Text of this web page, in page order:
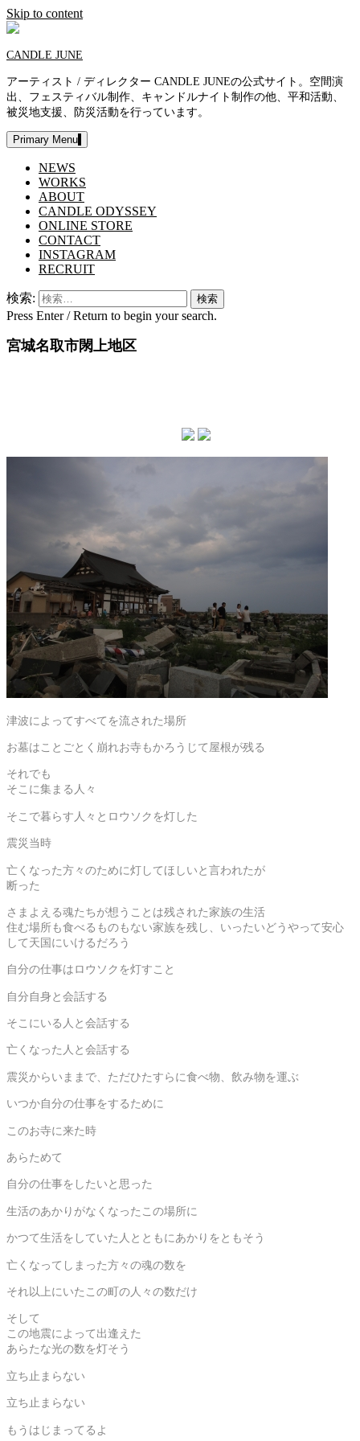
Skip to content
CANDLE JUNE
アーティスト / ディレクター CANDLE JUNEの公式サイト。空間演
出、フェスティバル制作、キャンドルナイト制作の他、平和活動、
被災地支援、防災活動を行っています。
Primary Menu
NEWS
WORKS
ABOUT
CANDLE ODYSSEY
ONLINE STORE
CONTACT
INSTAGRAM
RECRUIT
検索:
Press Enter / Return to begin your search.
宮城名取市閖上地区
津波によってすべてを流された場所
お墓はことごとく崩れお寺もかろうじて屋根が残る
それでも
そこに集まる人々
そこで暮らす人々とロウソクを灯した
震災当時
亡くなった方々のために灯してほしいと言われたが
断った
さまよえる魂たちが想うことは残された家族の生活
住む場所も食べるものもない家族を残し、いったいどうやって安心
して天国にいけるだろう
自分の仕事はロウソクを灯すこと
自分自身と会話する
そこにいる人と会話する
亡くなった人と会話する
震災からいままで、ただひたすらに食べ物、飲み物を運ぶ
いつか自分の仕事をするために
このお寺に来た時
あらためて
自分の仕事をしたいと思った
生活のあかりがなくなったこの場所に
かつて生活をしていた人とともにあかりをともそう
亡くなってしまった方々の魂の数を
それ以上にいたこの町の人々の数だけ
そして
この地震によって出逢えた
あらたな光の数を灯そう
立ち止まらない
立ち止まらない
もうはじまってるよ